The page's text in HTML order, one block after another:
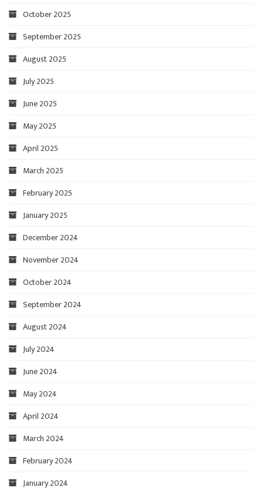
October 2025
September 2025
August 2025
July 2025
June 2025
May 2025
April 2025
March 2025
February 2025
January 2025
December 2024
November 2024
October 2024
September 2024
August 2024
July 2024
June 2024
May 2024
April 2024
March 2024
February 2024
January 2024